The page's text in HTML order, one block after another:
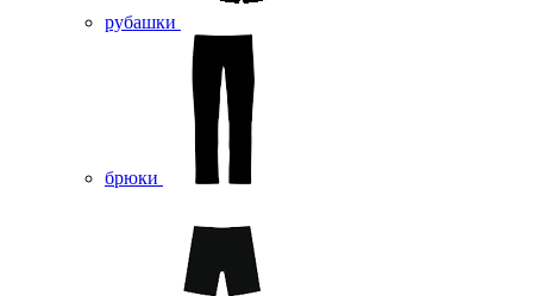
рубашки
брюки